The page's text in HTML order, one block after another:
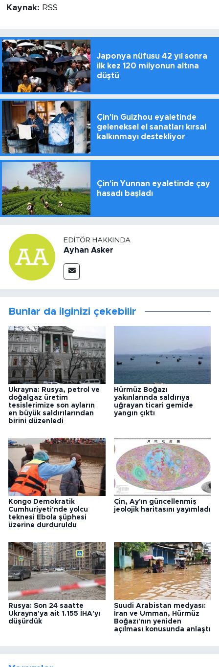
Kaynak: RSS
Japonya nüfusu 42 yıl sonra
ilk kez 120 milyonun altına
düştü
Çin'in Guizhou eyaletinde
geleneksel el sanatları kırsal
kalkınmayı destekliyor
Çin'in Yunnan eyaletinde çay
hasadı başladı
EDITÖR HAKKINDA
Ayhan Asker
Bunlar da ilginizi çekebilir
Ukrayna: Rusya, petrol ve
doğalgaz üretim
tesislerimize son ayların
en büyük saldırılarından
birini düzenledi
Hürmüz Boğazı
yakınlarında saldırıya
uğrayan ticari gemide
yangın çıktı
Kongo Demokratik
Cumhuriyeti'nde yolcu
teknesi Ebola şüphesi
üzerine durduruldu
Çin, Ay'ın güncellenmiş
jeolojik haritasını yayımladı
Rusya: Son 24 saatte
Ukrayna'ya ait 1.155 İHA'yı
düşürdük
Suudi Arabistan medyası:
İran ve Umman, Hürmüz
Boğazı'nın yeniden
açılması konusunda anlaştı